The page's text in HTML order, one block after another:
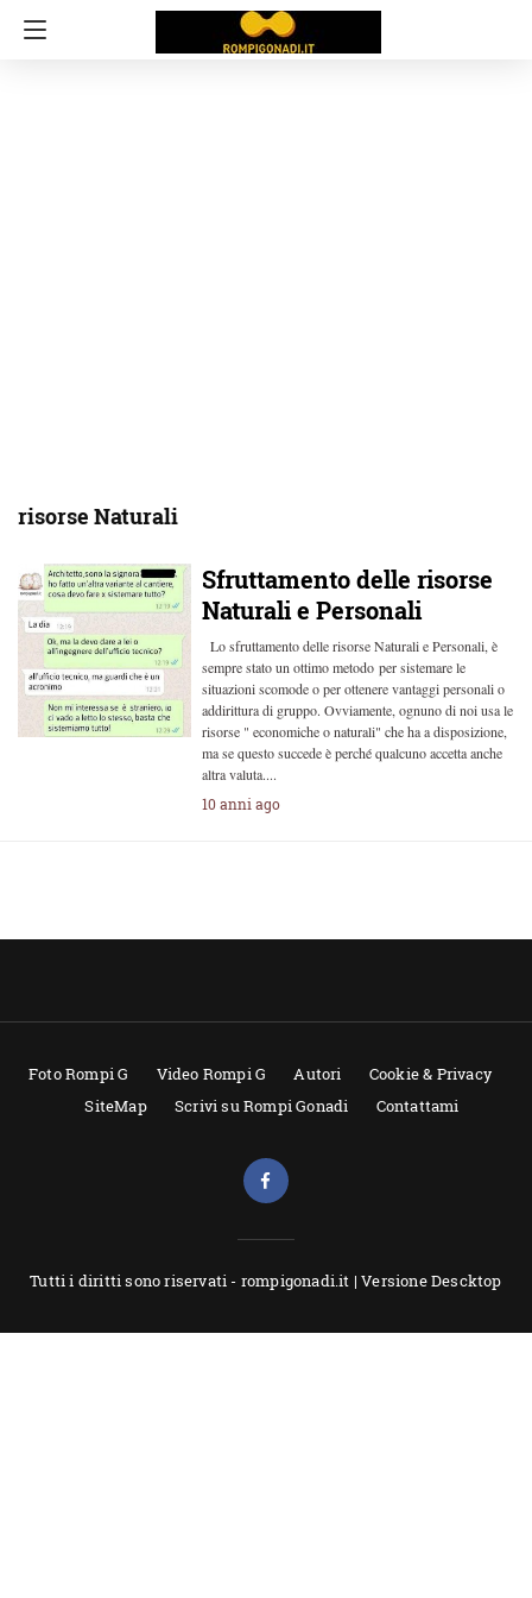
risorse Naturali
Sfruttamento delle risorse
Naturali e Personali
Lo sfruttamento delle risorse Naturali e Personali, è
sempre stato un ottimo metodo per sistemare le
situazioni scomode o per ottenere vantaggi personali o
addirittura di gruppo. Ovviamente, ognuno di noi usa le
risorse " economiche o naturali" che ha a disposizione,
ma se questo succede è perché qualcuno accetta anche
altra valuta....
10 anni ago
Foto Rompi G Video Rompi G Autori
Cookie & Privacy
SiteMap
Scrivi su Rompi Gonadi Contattami
Tutti i diritti sono riservati - rompigonadi.it |Versione Descktop